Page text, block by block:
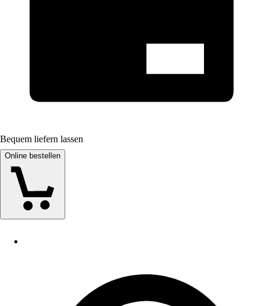
Bequem liefern lassen
Online bestellen